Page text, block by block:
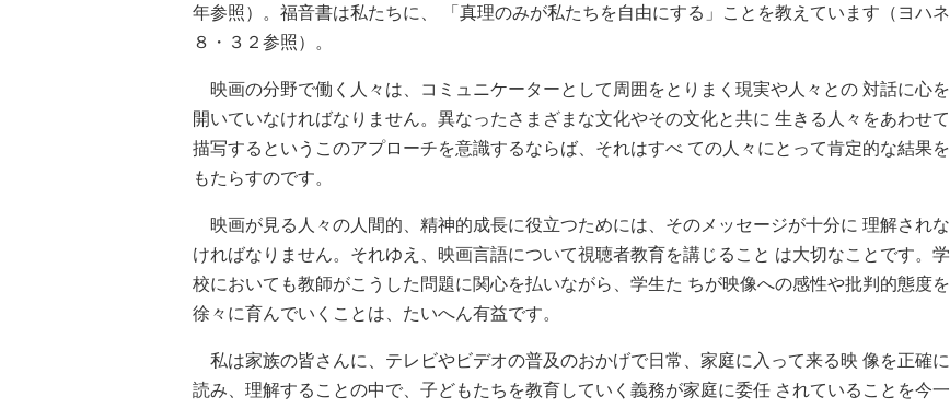
年参照）。福音書は私たちに、 「真理のみが私たちを自由にする」ことを教えています（ヨハネ
８・３２参照）。
映画の分野で働く人々は、コミュニケーターとして周囲をとりまく現実や人々との 対話に心を
開いていなければなりません。異なったさまざまな文化やその文化と共に 生きる人々をあわせて
描写するというこのアプローチを意識するならば、それはすべ ての人々にとって肯定的な結果を
もたらすのです。
映画が見る人々の人間的、精神的成長に役立つためには、そのメッセージが十分に 理解されな
ければなりません。それゆえ、映画言語について視聴者教育を講じること は大切なことです。学
校においても教師がこうした問題に関心を払いながら、学生た ちが映像への感性や批判的態度を
徐々に育んでいくことは、たいへん有益です。
私は家族の皆さんに、テレビやビデオの普及のおかげで日常、家庭に入って来る映 像を正確に
読み、理解することの中で、子どもたちを教育していく義務が家庭に委任 されていることを今一